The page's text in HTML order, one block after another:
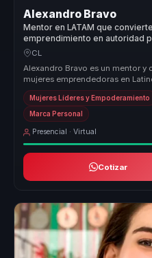
Alexandro Bravo
Mentor en LATAM que
emprendimiento en autoridad
empresariales.
CL
Alexandro Bravo es un mentor y
mujeres emprendedoras en
experiencia y formación...
Mujeres Líderes y Empoderamiento
Marca Personal
Presencial · Virtual
Cotizar